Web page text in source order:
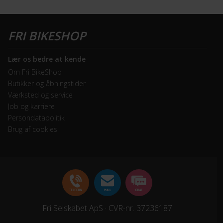
Lær os bedre at kende
Om Fri BikeShop
Butikker og åbningstider
Værksted og service
Job og karriere
Persondatapolitik
Brug af cookies
Fri Selskabet ApS · CVR-nr. 37236187